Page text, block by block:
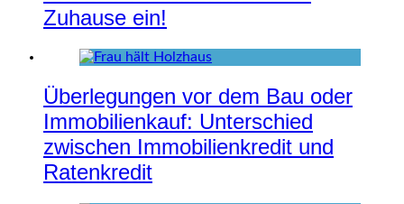
Zuhause ein!
Überlegungen vor dem Bau oder
Immobilienkauf: Unterschied
zwischen Immobilienkredit und
Ratenkredit